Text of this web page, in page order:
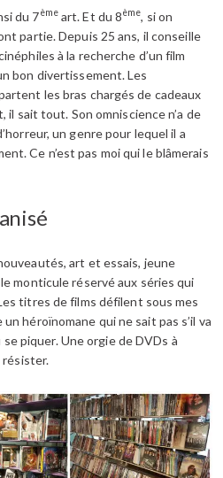
du 7èmeart. Et du 8ème, si on
partie. Depuis 25 ans, il conseille
à la recherche d’un film
bon divertissement. Les
les bras chargés de cadeaux
sait tout. Son omniscience n’a de
un genre pour lequel il a
Ce n’est pas moi qui le blâmerais
art et essais, jeune
monticule réservé aux séries qui
titres de films défilent sous mes
héroïnomane qui ne sait pas s’il va
se piquer. Une orgie de DVDs à
résister.